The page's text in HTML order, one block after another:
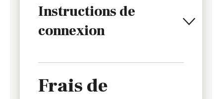
Instructions de
connexion
Frais de